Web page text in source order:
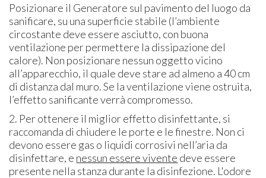
Posizionare il Generatore sul pavimento del luogo da
sanificare, su una superficie stabile (l’ambiente
circostante deve essere asciutto, con buona
ventilazione per permettere la dissipazione del
calore). Non posizionare nessun oggetto vicino
all’apparecchio, il quale deve stare ad almeno a 40 cm
di distanza dal muro. Se la ventilazione viene ostruita,
l’effetto sanificante verrà compromesso.
2. Per ottenere il miglior effetto disinfettante, si
raccomanda di chiudere le porte e le finestre. Non ci
devono essere gas o liquidi corrosivi nell’aria da
disinfettare, e nessun essere vivente deve essere
presente nella stanza durante la disinfezione. L'odore